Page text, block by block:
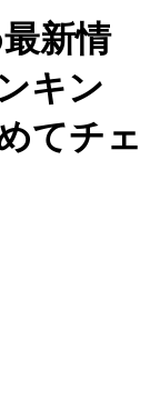
新情
キン
てチェ